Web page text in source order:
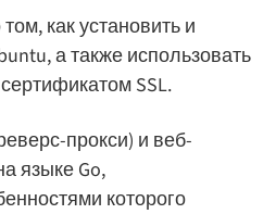
как установить и
а также использовать
SSL.
прокси) и веб-
языке Go,
которого